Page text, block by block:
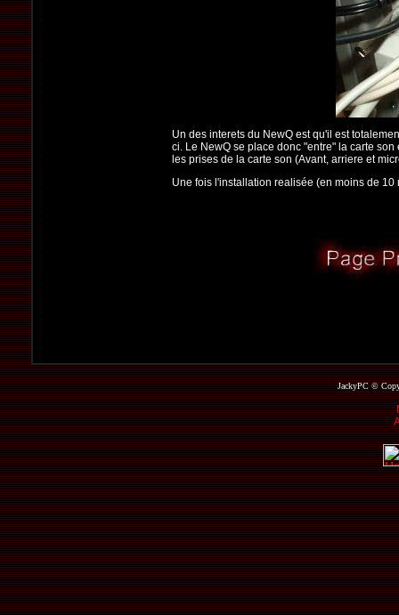
Un des interets du NewQ est qu'il est
ci. Le NewQ se place donc "entre" la carte
les prises de la carte son (Avant, arriere et
Une fois l'installation realisée (en moins de
JackyPC ©